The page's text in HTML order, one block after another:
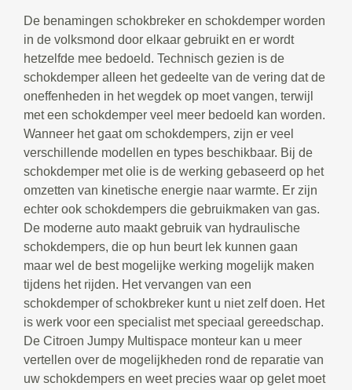
De benamingen schokbreker en schokdemper worden
in de volksmond door elkaar gebruikt en er wordt
hetzelfde mee bedoeld. Technisch gezien is de
schokdemper alleen het gedeelte van de vering dat de
oneffenheden in het wegdek op moet vangen, terwijl
met een schokdemper veel meer bedoeld kan worden.
Wanneer het gaat om schokdempers, zijn er veel
verschillende modellen en types beschikbaar. Bij de
schokdemper met olie is de werking gebaseerd op het
omzetten van kinetische energie naar warmte. Er zijn
echter ook schokdempers die gebruikmaken van gas.
De moderne auto maakt gebruik van hydraulische
schokdempers, die op hun beurt lek kunnen gaan
maar wel de best mogelijke werking mogelijk maken
tijdens het rijden. Het vervangen van een
schokdemper of schokbreker kunt u niet zelf doen. Het
is werk voor een specialist met speciaal gereedschap.
De Citroen Jumpy Multispace monteur kan u meer
vertellen over de mogelijkheden rond de reparatie van
uw schokdempers en weet precies waar op gelet moet